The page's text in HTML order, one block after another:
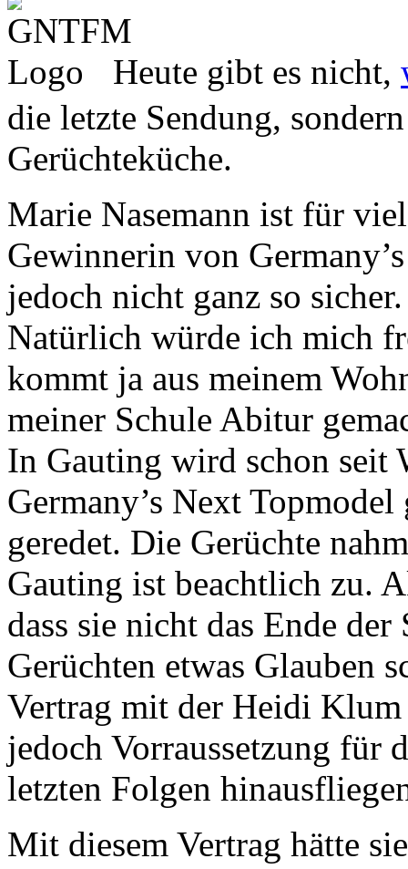
Heute gibt es nicht,
die letzte Sendung,
Gerüchteküche.
Marie Nasemann ist für
Gewinnerin von
jedoch nicht ganz so sicher.
Natürlich würde ich mich
kommt ja aus meinem
meiner Schule Abitur
In Gauting wird schon seit
Germany’s Next
geredet. Die Gerüchte
Gauting ist beachtlich zu.
dass sie nicht das Ende
Gerüchten etwas Glauben
Vertrag mit der Heidi
jedoch Vorraussetzung für
letzten Folgen
Mit diesem Vertrag hätte